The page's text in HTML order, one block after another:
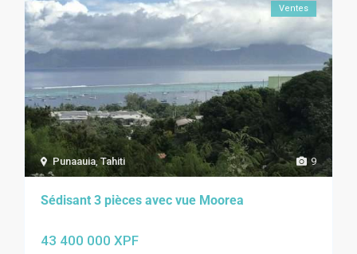
9
Punaauia,Tahiti
Ventes
Sédisant 3 pièces avec vue Moorea
43 400 000 XPF